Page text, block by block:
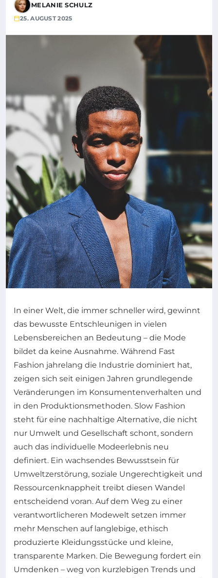
MELANIE SCHULZ
25. AUGUST 2025
In einer Welt, die immer schneller wird, gewinnt
das bewusste Entschleunigen in vielen
Lebensbereichen an Bedeutung – die Mode
bildet da keine Ausnahme. Während Fast
Fashion jahrelang die Industrie dominiert hat,
zeigen sich seit einigen Jahren grundlegende
Veränderungen im Konsumentenverhalten und
in den Produktionsmethoden. Slow Fashion
steht für eine nachhaltige Alternative, die nicht
nur Umwelt und Gesellschaft schont, sondern
auch das individuelle Modeerlebnis neu
definiert. Ein wachsendes Bewusstsein für
Umweltzerstörung, soziale Ungerechtigkeit und
Ressourcenknappheit treibt diesen Wandel
entscheidend voran. Auf dem Weg zu einer
verantwortlicheren Modewelt setzen immer
mehr Menschen auf langlebige, ethisch
produzierte Kleidungsstücke und kleine,
transparente Marken. Die Bewegung fordert ein
Umdenken – weg von kurzlebigen Trends und